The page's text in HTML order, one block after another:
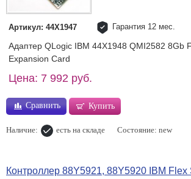
Артикул: 44X1947 Гарантия 12 мес.
Адаптер QLogic IBM 44X1948 QMI2582 8Gb
Expansion Card
Цена: 7 992 руб.
Сравнить Купить
Наличие: есть на складе Состояние: new
Контроллер 88Y5921, 88Y5920 IBM Flex